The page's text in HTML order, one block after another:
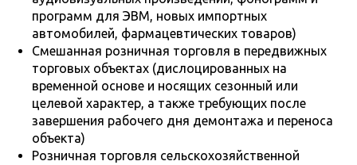
программ для ЭВМ, новых импортных
автомобилей, фармацевтических товаров)
Смешанная розничная торговля в передвижных
торговых объектах (дислоцированных на
временной основе и носящих сезонный или
целевой характер, а также требующих после
завершения рабочего дня демонтажа и переноса
объекта)
Розничная торговля сельскохозяйственной